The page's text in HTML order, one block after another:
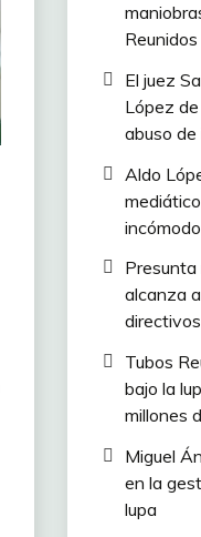
Reunidos
El juez
López
abuso
Aldo
incómodo
Presunta
alcanza
directivos
Tubos
bajo la
millones
Miguel
en la
lupa